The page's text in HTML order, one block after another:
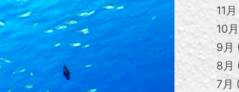
11月
10月
9月
8月
7月